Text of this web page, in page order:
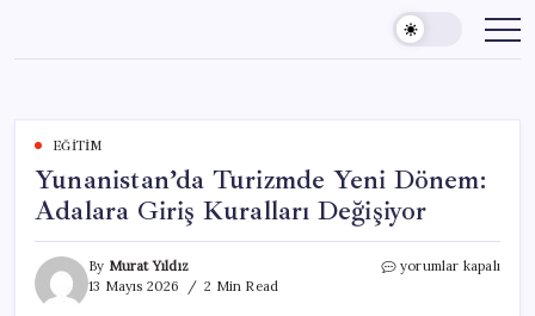
content
EĞITIM
Yunanistan’da Turizmde Yeni Dönem:
Adalara Giriş Kuralları Değişiyor
By Murat Yıldız
13 Mayıs 2026
2 Min Read
Yunanistan’da
yorumlar kapalı